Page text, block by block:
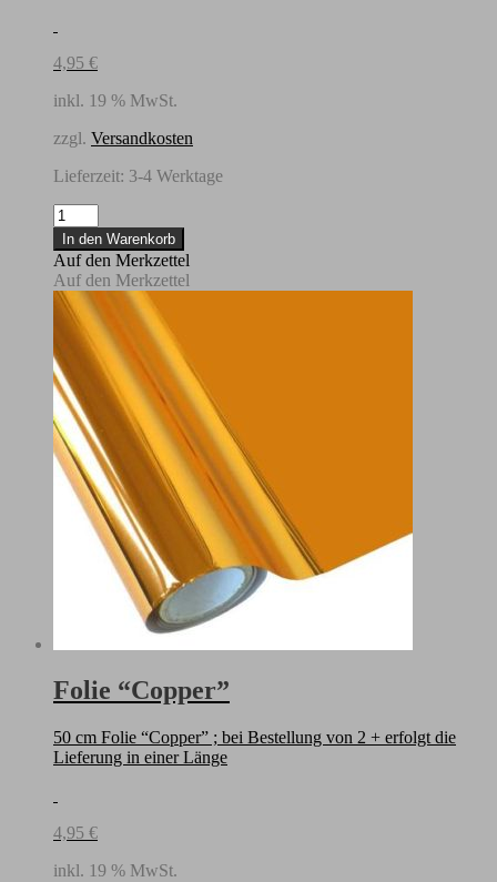
4,95 €
inkl. 19 % MwSt.
zzgl. Versandkosten
Lieferzeit: 3-4 Werktage
Folie
"Bright
Silver"
Menge
In den Warenkorb
Auf den Merkzettel
Auf den Merkzettel
Folie “Copper”
50 cm Folie “Copper” ; bei Bestellung von 2 + erfolgt die
Lieferung in einer Länge
4,95 €
inkl. 19 % MwSt.